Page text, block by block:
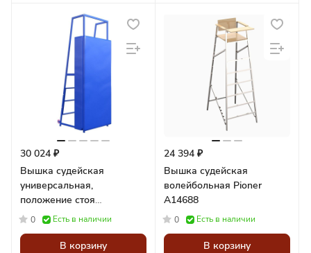
30 024 ₽
Вышка судейская
универсальная,
положение стоя
(разборная) Pioner A13776
0 Есть в наличии
В корзину
24 394 ₽
Вышка судейская
волейбольная Pioner
A14688
0 Есть в наличии
В корзину